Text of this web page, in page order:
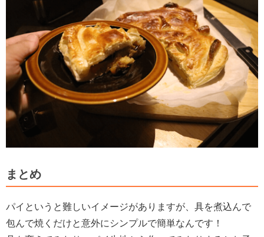
まとめ
パイというと難しいイメージがありますが、具を煮込んで
包んで焼くだけと意外にシンプルで簡単なんです！